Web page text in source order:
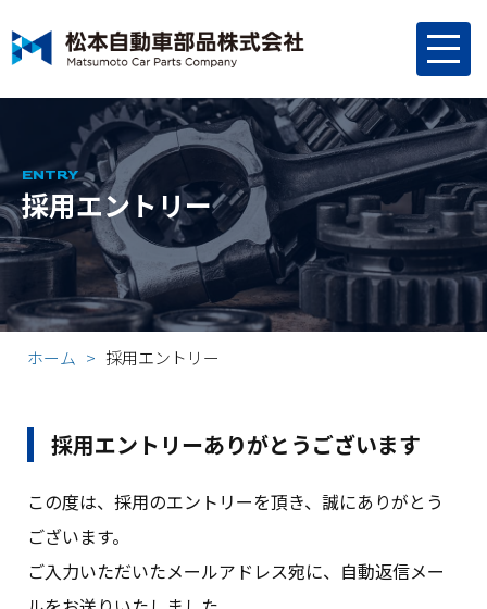
ENTRY
採用エントリー
ホーム 採用エントリー
採用エントリーありがとうございます
この度は、採用のエントリーを頂き、誠にありがとう
ございます。
ご入力いただいたメールアドレス宛に、自動返信メー